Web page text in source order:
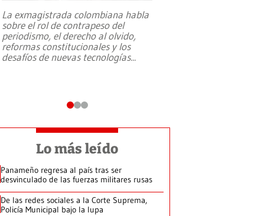
La exmagistrada colombiana habla
sobre el rol de contrapeso del
periodismo, el derecho al olvido,
reformas constitucionales y los
desafíos de nuevas tecnologías...
Lo más leído
Panameño regresa al país tras ser
desvinculado de las fuerzas militares rusas
De las redes sociales a la Corte Suprema,
Policía Municipal bajo la lupa